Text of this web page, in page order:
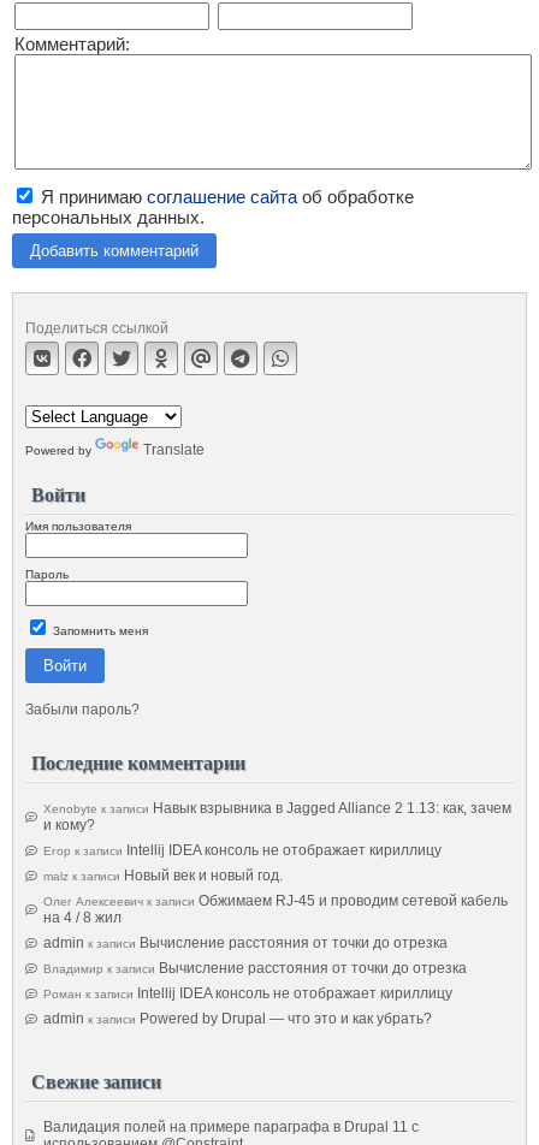
Комментарий:
Я принимаю соглашение сайтаоб обработке
персональных данных.
Добавить комментарий
Поделиться ссылкой
Powered by Translate
Войти
Имя пользователя
Пароль
Запомнить меня
Войти
Забыли пароль?
Последние комментарии
Xenobyte к записи Навык взрывника в Jagged Alliance 2 1.13: как, зачем
и кому?
Егор к записи Intellij IDEA консоль не отображает кириллицу
malz к записи Новый век и новый год.
Олег Алексеевич к записи Обжимаем RJ-45 и проводим сетевой кабель
на 4 / 8 жил
admin к записи Вычисление расстояния от точки до отрезка
Владимир к записи Вычисление расстояния от точки до отрезка
Роман к записи
Intellij IDEA консоль не отображает кириллицу
admin к записи Powered by Drupal — что это и как убрать?
Свежие записи
Валидация полей на примере параграфа в Drupal 11 с